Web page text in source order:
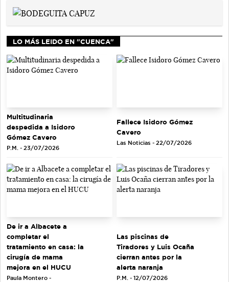
LO MÁS LEIDO EN "CUENCA"
Multitudinaria
despedida a Isidoro
Gómez Cavero
P.M. - 23/07/2026
Fallece Isidoro Gómez
Cavero
Las Noticias - 22/07/2026
De ir a Albacete a
completar el
tratamiento en casa: la
cirugía de mama
mejora en el HUCU
Paula Montero -
Las piscinas de
Tiradores y Luis Ocaña
cierran antes por la
alerta naranja
P.M. - 12/07/2026